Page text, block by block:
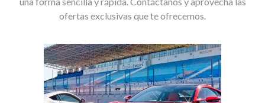
ofertas exclusivas que te ofrecemos.